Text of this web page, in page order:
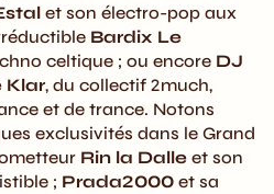
et son électro-pop aux
Bardix Le
celtique ; ou encore DJ
Klar, du collectif 2much,
et de trance. Notons
exclusivités dans le Grand
Rin la Dalle et son
; Prada2000 et sa